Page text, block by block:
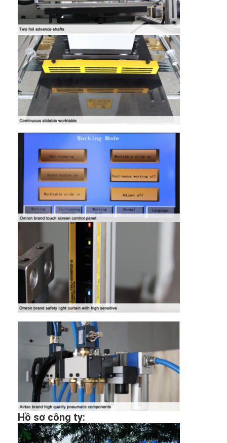
Die cắt Thiết bị
Máy tự động Bender
Máy ép công nghiệp
Sách Making Machine
Máy đóng gói tự động
Máy in tự động
Thiết bị báo bài viết
Thiết bị báo trước
Vật tư tiêu hao khác
Laser Marking Machine
Túi giấy Forming Machine
Máy đóng gói tự động
Hồ sơ công ty: